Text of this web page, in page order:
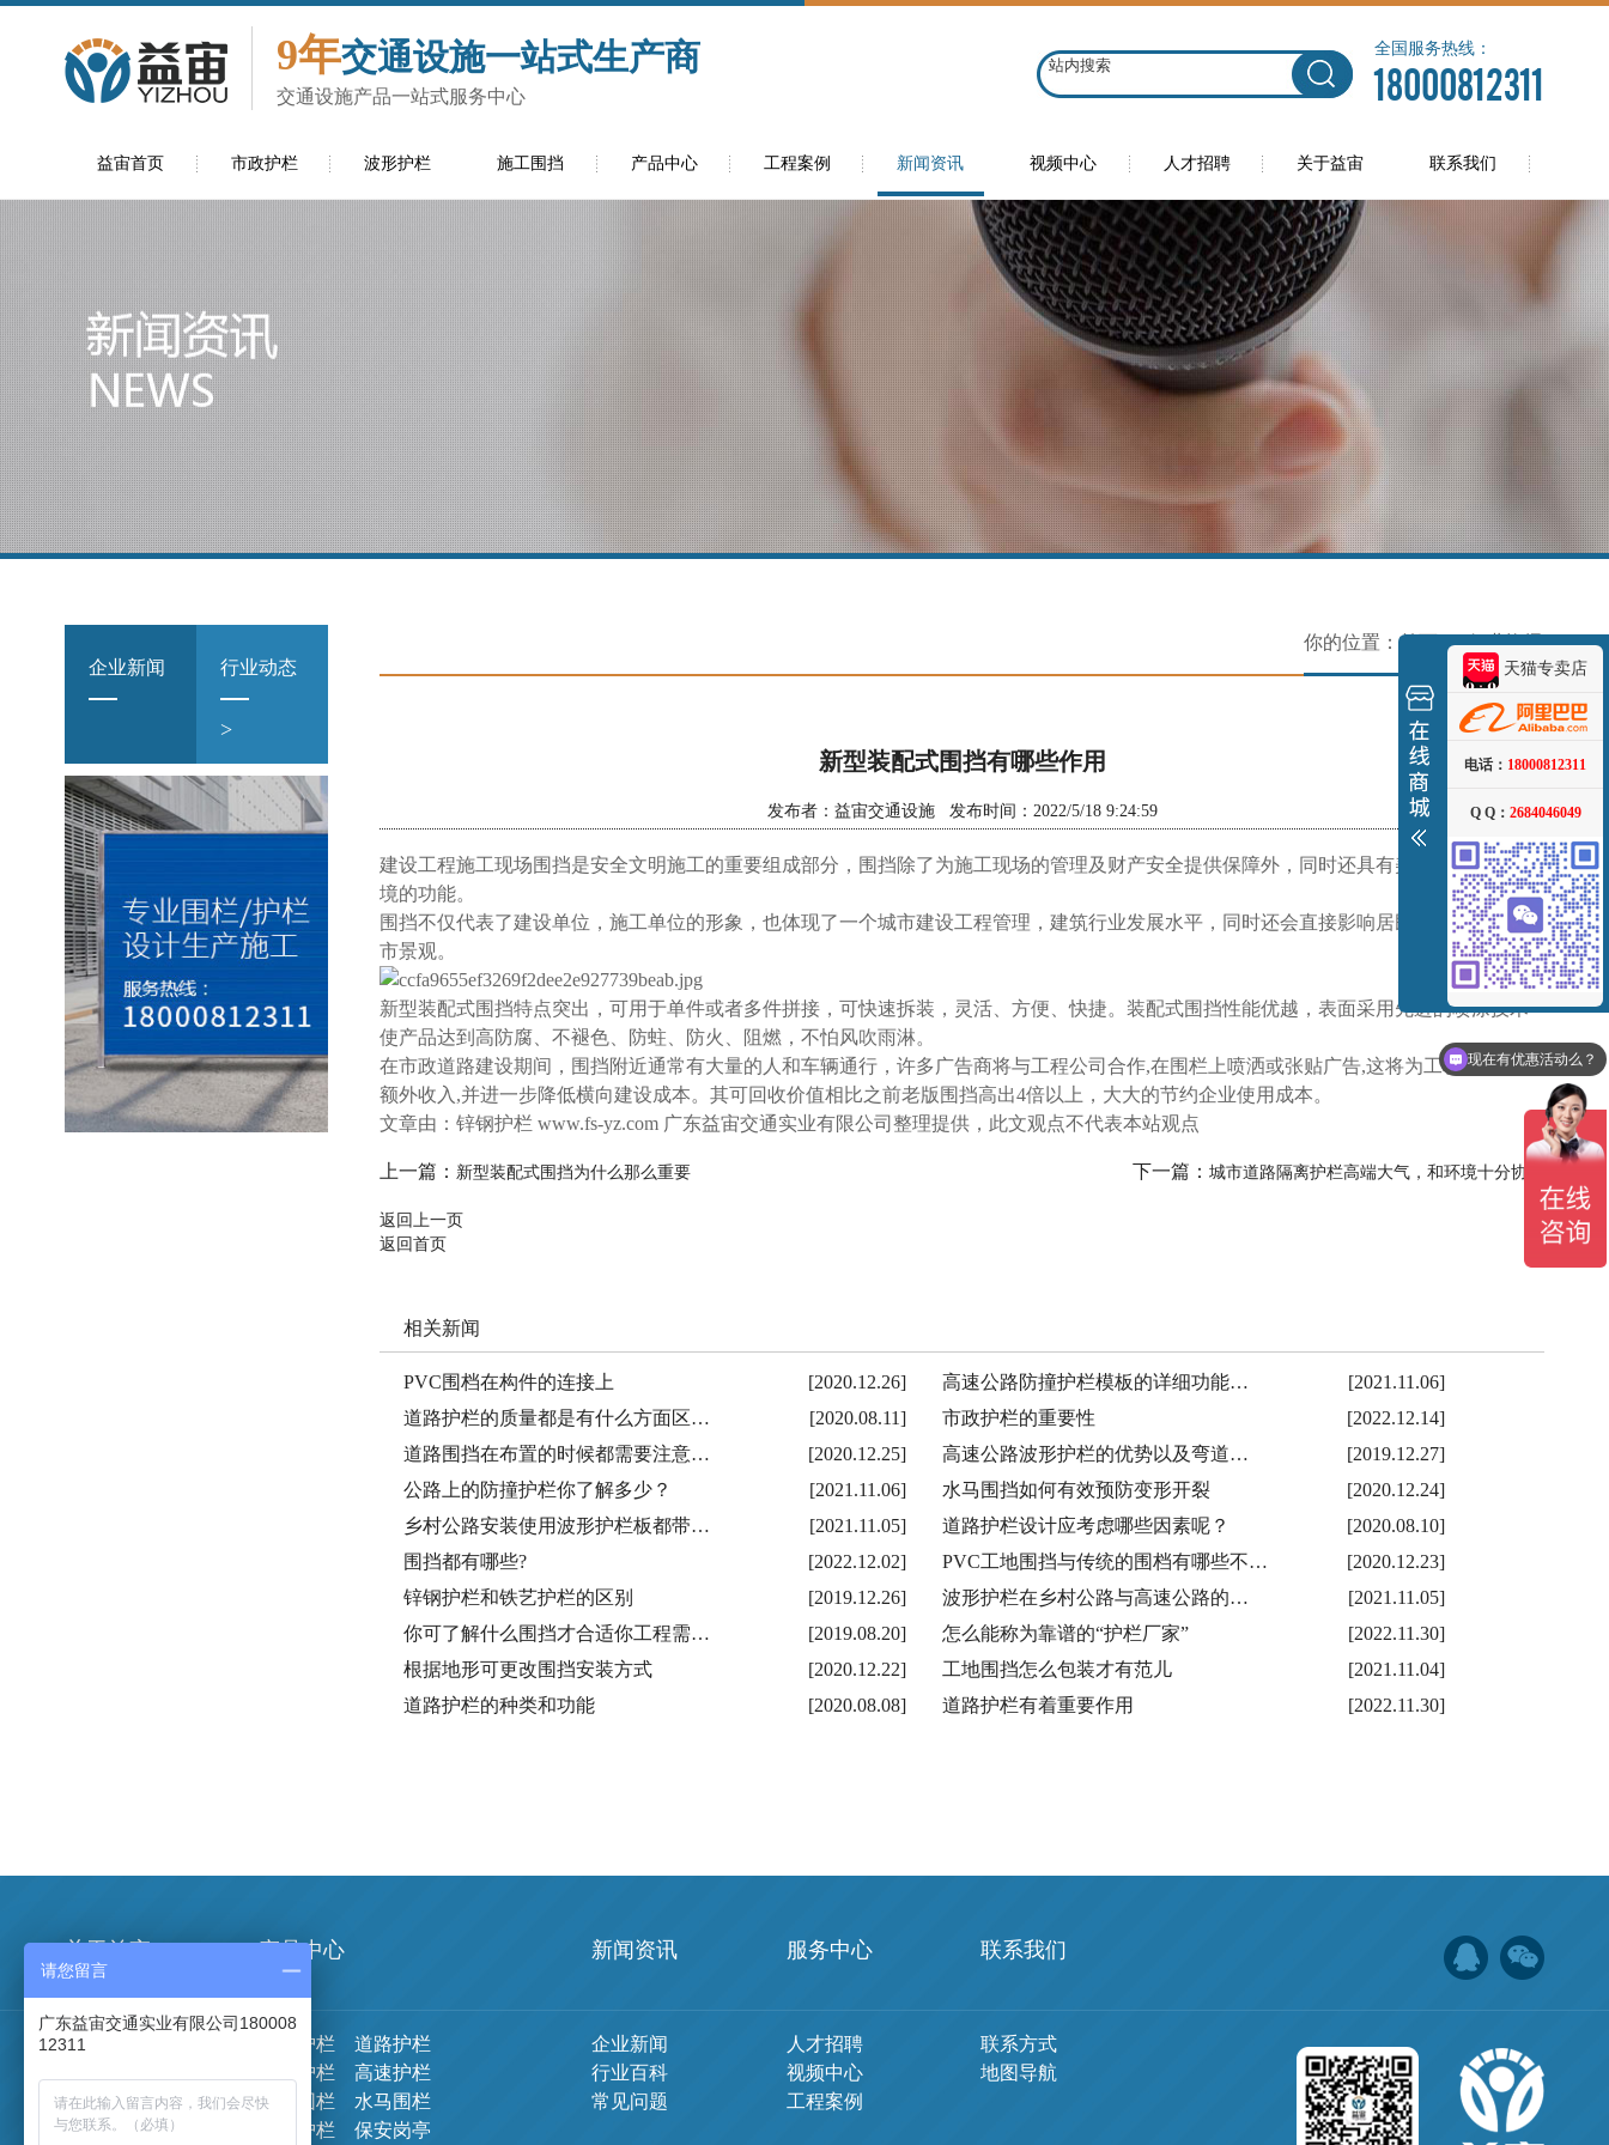
9年交通设施一站式生产商
交通设施产品一站式服务中心
全国服务热线：
18000812311
益宙首页 市政护栏 波形护栏 施工围挡 产品中心 工程案例 新闻资讯 视频中心 人才招聘 关于益宙 联系我们
企业新闻 行业动态
>
你的位置：首页 > 行业资讯
新型装配式围挡有哪些作用
发布者：益宙交通设施 发布时间：2022/5/18 9:24:59
建设工程施工现场围挡是安全文明施工的重要组成部分，围挡除了为施工现场的管理及财产安全提供保障外，同时还具有美化施工内外环
境的功能。
围挡不仅代表了建设单位，施工单位的形象，也体现了一个城市建设工程管理，建筑行业发展水平，同时还会直接影响居民生活环境和城
市景观。
新型装配式围挡特点突出，可用于单件或者多件拼接，可快速拆装，灵活、方便、快捷。装配式围挡性能优越，表面采用先进的喷涂技术
使产品达到高防腐、不褪色、防蛀、防火、阻燃，不怕风吹雨淋。
在市政道路建设期间，围挡附近通常有大量的人和车辆通行，许多广告商将与工程公司合作,在围栏上喷洒或张贴广告,这将为工程公司创造
额外收入,并进一步降低横向建设成本。其可回收价值相比之前老版围挡高出4倍以上，大大的节约企业使用成本。
文章由：锌钢护栏 www.fs-yz.com 广东益宙交通实业有限公司整理提供，此文观点不代表本站观点
上一篇： 新型装配式围挡为什么那么重要 下一篇：城市道路隔离护栏高端大气，和环境十分协调
返回上一页
返回首页
相关新闻
[2020.12.26]
PVC围档在构件的连接上 [2021.11.06]
高速公路防撞护栏模板的详细功能…
[2020.08.11]
道路护栏的质量都是有什么方面区… [2022.12.14]
市政护栏的重要性
[2020.12.25]
道路围挡在布置的时候都需要注意… [2019.12.27]
高速公路波形护栏的优势以及弯道…
[2021.11.06]
公路上的防撞护栏你了解多少？ [2020.12.24]
水马围挡如何有效预防变形开裂
[2021.11.05]
乡村公路安装使用波形护栏板都带… [2020.08.10]
道路护栏设计应考虑哪些因素呢？
[2022.12.02]
围挡都有哪些? [2020.12.23]
PVC工地围挡与传统的围档有哪些不…
[2019.12.26]
锌钢护栏和铁艺护栏的区别 [2021.11.05]
波形护栏在乡村公路与高速公路的…
[2019.08.20]
你可了解什么围挡才合适你工程需… [2022.11.30]
怎么能称为靠谱的“护栏厂家”
[2020.12.22]
根据地形可更改围挡安装方式 [2021.11.04]
工地围挡怎么包装才有范儿
[2020.08.08]
道路护栏的种类和功能 [2022.11.30]
道路护栏有着重要作用
关于益宙 产品中心 新闻资讯 服务中心 联系我们
公司简介
荣誉证书
实力展示
市政护栏
波形护栏
施工围栏
铁马护栏
道路护栏
高速护栏
水马围栏
保安岗亭
企业新闻
行业百科
常见问题
人才招聘
视频中心
工程案例
联系方式
地图导航
天猫专卖店
电话： 18000812311
Q Q： 2684046049
现在有优惠活动么？
请您留言
广东益宙交通实业有限公司180008
12311